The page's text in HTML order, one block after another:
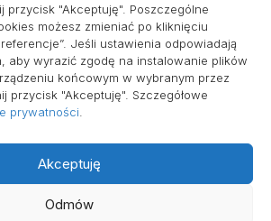
przycisk "Akceptuję". Poszczególne
możesz zmieniać po kliknięciu
Jeśli ustawienia odpowiadają
aby wyrazić zgodę na instalowanie plików
końcowym w wybranym przez
przycisk "Akceptuję". Szczegółowe
prywatności
Akceptuję
Odmów
prawa zastrzeżone